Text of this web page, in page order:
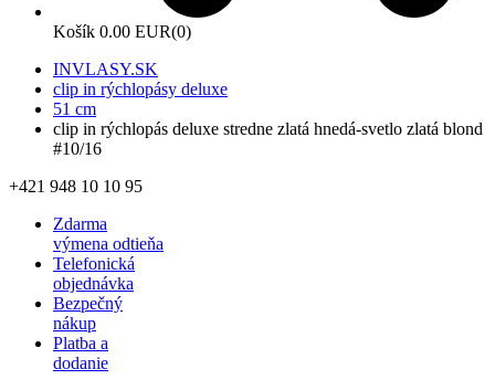
Košík 0.00 EUR(0)
INVLASY.SK
clip in rýchlopásy deluxe
51 cm
clip in rýchlopás deluxe stredne zlatá hnedá-svetlo zlatá blond
#10/16
+421 948 10 10 95
Zdarma
výmena odtieňa
Telefonická
objednávka
Bezpečný
nákup
Platba a
dodanie